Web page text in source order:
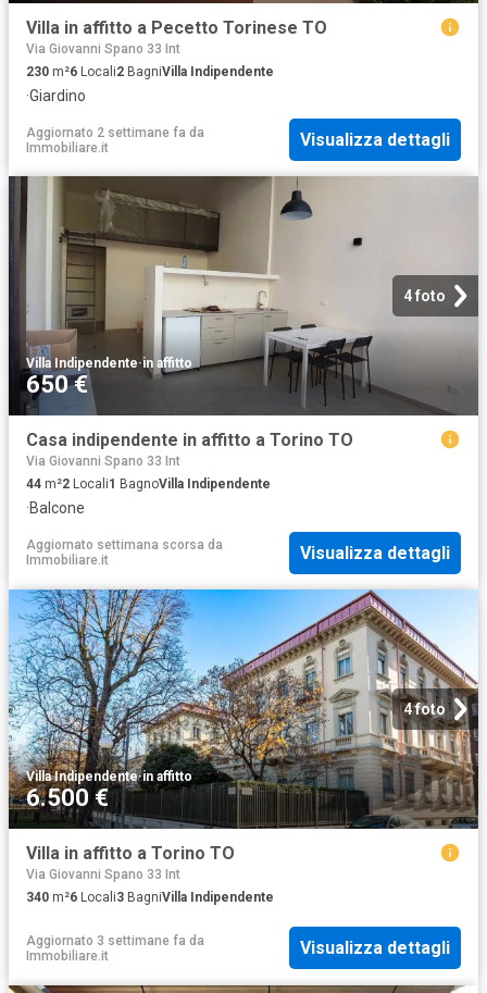
Villa in affitto a Pecetto Torinese TO
Via Giovanni Spano 33 Int
230 m²6 Locali2 BagniVilla Indipendente
·Giardino
Aggiornato 2 settimane fa da
Immobiliare.it
Visualizza dettagli
4 foto
Villa Indipendente·in affitto
650 €
Casa indipendente in affitto a Torino TO
Via Giovanni Spano 33 Int
44 m²2 Locali1 BagnoVilla Indipendente
·Balcone
Aggiornato settimana scorsa da
Immobiliare.it
Visualizza dettagli
4 foto
Villa Indipendente·in affitto
6.500 €
Villa in affitto a Torino TO
Via Giovanni Spano 33 Int
340 m²6 Locali3 BagniVilla Indipendente
Aggiornato 3 settimane fa da
Immobiliare.it
Visualizza dettagli